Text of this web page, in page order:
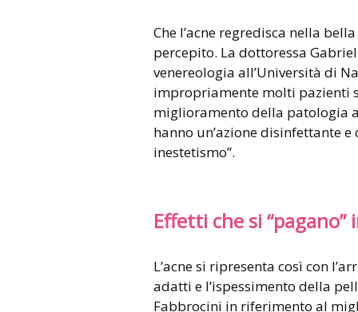
Che l’acne regredisca nella
percepito. La dottoressa
venereologia all’Università di
impropriamente molti pazienti
miglioramento della patologia
hanno un’azione disinfettante
inestetismo”.
Effetti che si “pagano”
L’acne si ripresenta così con
adatti e l’ispessimento della
Fabbrocini in riferimento al